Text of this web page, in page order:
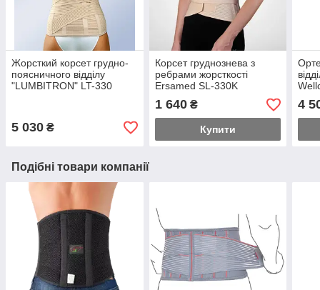
Жорсткий корсет грудно-
поясничного відділу
"LUMBITRON" LT-330
5 030 ₴
Корсет груднознева з
ребрами жорсткості
Ersamed SL-330K
1 640₴
Купити
4
Подібні товари компанії